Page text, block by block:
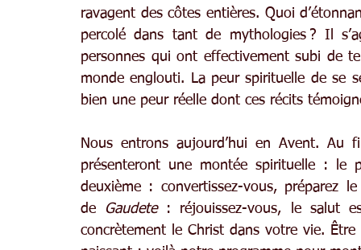
ravagent des côtes entières. Quoi
percolé dans tant de mythologies ? Il
personnes qui ont effectivement subi de
monde englouti. La peur spirituelle de se
bien une peur réelle dont ces récits
Nous entrons aujourd’hui en Avent. Au
présenteront une montée spirituelle : le
deuxième : convertissez-vous, préparez
de
Gaudete : réjouissez-vous, le salut
concrètement le Christ dans votre vie.